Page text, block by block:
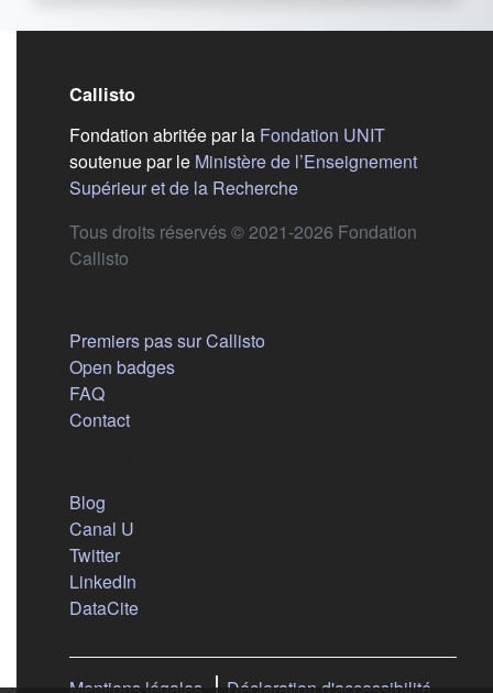
Callisto
Fondation abritée par la Fondation UNIT(s'ouvre
soutenue par le Ministère de l’Enseignement
Supérieur et de la Recherche(s'ouvre dans un nouvel
Tous droits réservés © 2021-2026 Fondation
Callisto
Premiers pas sur Callisto
Open badges
FAQ
Contact
Blog
Canal U
Twitter(s'ouvre dans un nouvel onglet)
LinkedIn
DataCite(s'ouvre dans un nouvel onglet)